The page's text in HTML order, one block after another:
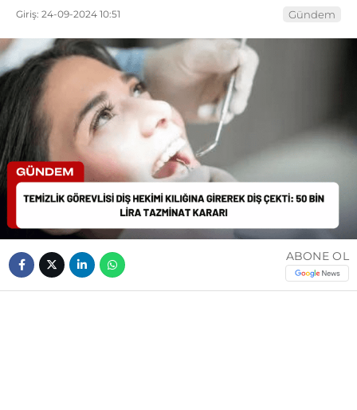
Giriş: 24-09-2024 10:51 Gündem
ABONE OL